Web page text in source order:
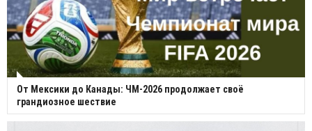
От Мексики до Канады: ЧМ-2026 продолжает своё
грандиозное шествие